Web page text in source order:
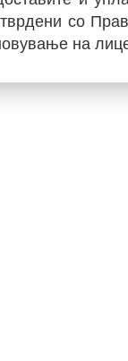
со
на